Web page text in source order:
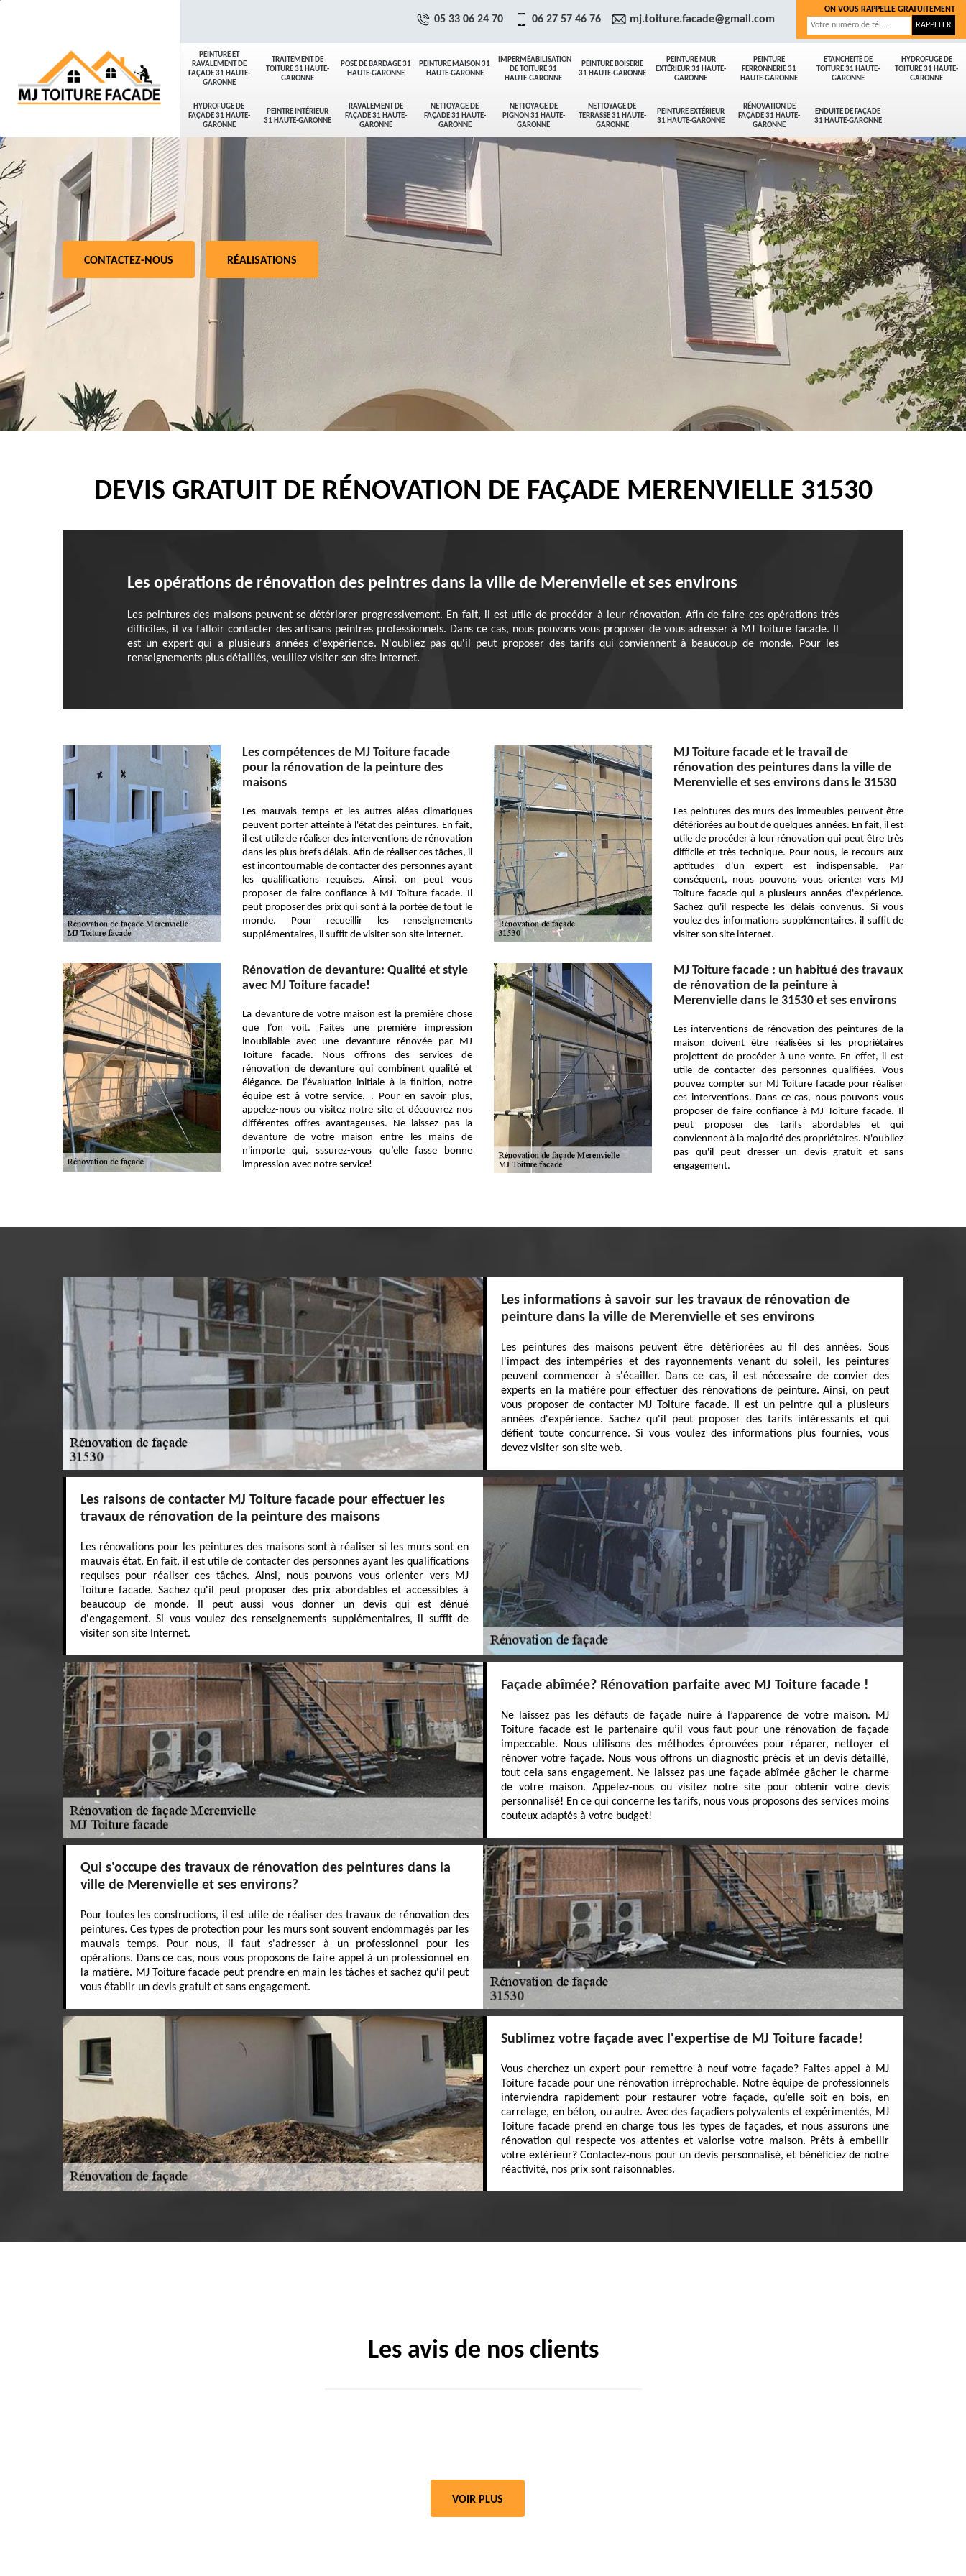
PEINTURE ET
RAVALEMENT DE
FAÇADE 31 HAUTE-
GARONNE
TRAITEMENT DE
TOITURE 31 HAUTE-
GARONNE
POSE DE BARDAGE 31
HAUTE-GARONNE
PEINTURE MAISON 31
HAUTE-GARONNE
IMPERMÉABILISATION
DE TOITURE 31
HAUTE-GARONNE
PEINTURE BOISERIE
31 HAUTE-GARONNE
PEINTURE MUR
EXTÉRIEUR 31 HAUTE-
GARONNE
PEINTURE
FERRONNERIE 31
HAUTE-GARONNE
ETANCHEITÉ DE
TOITURE 31 HAUTE-
GARONNE
HYDROFUGE DE
TOITURE 31 HAUTE-
GARONNE
HYDROFUGE DE
FAÇADE 31 HAUTE-
GARONNE
PEINTRE INTÉRIEUR
31 HAUTE-GARONNE
RAVALEMENT DE
FAÇADE 31 HAUTE-
GARONNE
NETTOYAGE DE
FAÇADE 31 HAUTE-
GARONNE
NETTOYAGE DE
PIGNON 31 HAUTE-
GARONNE
NETTOYAGE DE
TERRASSE 31 HAUTE-
GARONNE
PEINTURE EXTÉRIEUR
31 HAUTE-GARONNE
RÉNOVATION DE
FAÇADE 31 HAUTE-
GARONNE
ENDUITE DE FAÇADE
31 HAUTE-GARONNE
05 33 06 24 70 06 27 57 46 76 mj.toiture.facade@gmail.com
ON VOUS RAPPELLE GRATUITEMENT
CONTACTEZ-NOUS RÉALISATIONS
DEVIS GRATUIT DE RÉNOVATION DE FAÇADE MERENVIELLE 31530
Les opérations de rénovation des peintres dans la ville de Merenvielle et ses environs
Les peintures des maisons peuvent se détériorer progressivement. En fait, il est utile de procéder à leur rénovation. Afin de faire ces opérations très
difficiles, il va falloir contacter des artisans peintres professionnels. Dans ce cas, nous pouvons vous proposer de vous adresser à MJ Toiture facade. Il
est un expert qui a plusieurs années d'expérience. N'oubliez pas qu'il peut proposer des tarifs qui conviennent à beaucoup de monde. Pour les
renseignements plus détaillés, veuillez visiter son site Internet.
Les compétences de MJ Toiture facade
pour la rénovation de la peinture des
maisons
Les mauvais temps et les autres aléas climatiques
peuvent porter atteinte à l'état des peintures. En fait,
il est utile de réaliser des interventions de rénovation
dans les plus brefs délais. Afin de réaliser ces tâches, il
est incontournable de contacter des personnes ayant
les qualifications requises. Ainsi, on peut vous
proposer de faire confiance à MJ Toiture facade. Il
peut proposer des prix qui sont à la portée de tout le
monde. Pour recueillir les renseignements
supplémentaires, il suffit de visiter son site internet.
MJ Toiture facade et le travail de
rénovation des peintures dans la ville de
Merenvielle et ses environs dans le 31530
Les peintures des murs des immeubles peuvent être
détériorées au bout de quelques années. En fait, il est
utile de procéder à leur rénovation qui peut être très
difficile et très technique. Pour nous, le recours aux
aptitudes d'un expert est indispensable. Par
conséquent, nous pouvons vous orienter vers MJ
Toiture facade qui a plusieurs années d'expérience.
Sachez qu'il respecte les délais convenus. Si vous
voulez des informations supplémentaires, il suffit de
visiter son site internet.
Rénovation de devanture: Qualité et style
avec MJ Toiture facade!
La devanture de votre maison est la première chose
que l’on voit. Faites une première impression
inoubliable avec une devanture rénovée par MJ
Toiture facade. Nous offrons des services de
rénovation de devanture qui combinent qualité et
élégance. De l’évaluation initiale à la finition, notre
équipe est à votre service. . Pour en savoir plus,
appelez-nous ou visitez notre site et découvrez nos
différentes offres avantageuses. Ne laissez pas la
devanture de votre maison entre les mains de
n'importe qui, sssurez-vous qu’elle fasse bonne
impression avec notre service!
MJ Toiture facade : un habitué des travaux
de rénovation de la peinture à
Merenvielle dans le 31530 et ses environs
Les interventions de rénovation des peintures de la
maison doivent être réalisées si les propriétaires
projettent de procéder à une vente. En effet, il est
utile de contacter des personnes qualifiées. Vous
pouvez compter sur MJ Toiture facade pour réaliser
ces interventions. Dans ce cas, nous pouvons vous
proposer de faire confiance à MJ Toiture facade. Il
peut proposer des tarifs abordables et qui
conviennent à la majorité des propriétaires. N'oubliez
pas qu'il peut dresser un devis gratuit et sans
engagement.
Les informations à savoir sur les travaux de rénovation de
peinture dans la ville de Merenvielle et ses environs
Les peintures des maisons peuvent être détériorées au fil des années. Sous
l'impact des intempéries et des rayonnements venant du soleil, les peintures
peuvent commencer à s'écailler. Dans ce cas, il est nécessaire de convier des
experts en la matière pour effectuer des rénovations de peinture. Ainsi, on peut
vous proposer de contacter MJ Toiture facade. Il est un peintre qui a plusieurs
années d'expérience. Sachez qu'il peut proposer des tarifs intéressants et qui
défient toute concurrence. Si vous voulez des informations plus fournies, vous
devez visiter son site web.
Les raisons de contacter MJ Toiture facade pour effectuer les
travaux de rénovation de la peinture des maisons
Les rénovations pour les peintures des maisons sont à réaliser si les murs sont en
mauvais état. En fait, il est utile de contacter des personnes ayant les qualifications
requises pour réaliser ces tâches. Ainsi, nous pouvons vous orienter vers MJ
Toiture facade. Sachez qu'il peut proposer des prix abordables et accessibles à
beaucoup de monde. Il peut aussi vous donner un devis qui est dénué
d'engagement. Si vous voulez des renseignements supplémentaires, il suffit de
visiter son site Internet.
Façade abîmée? Rénovation parfaite avec MJ Toiture facade !
Ne laissez pas les défauts de façade nuire à l’apparence de votre maison. MJ
Toiture facade est le partenaire qu’il vous faut pour une rénovation de façade
impeccable. Nous utilisons des méthodes éprouvées pour réparer, nettoyer et
rénover votre façade. Nous vous offrons un diagnostic précis et un devis détaillé,
tout cela sans engagement. Ne laissez pas une façade abîmée gâcher le charme
de votre maison. Appelez-nous ou visitez notre site pour obtenir votre devis
personnalisé! En ce qui concerne les tarifs, nous vous proposons des services moins
couteux adaptés à votre budget!
Qui s'occupe des travaux de rénovation des peintures dans la
ville de Merenvielle et ses environs?
Pour toutes les constructions, il est utile de réaliser des travaux de rénovation des
peintures. Ces types de protection pour les murs sont souvent endommagés par les
mauvais temps. Pour nous, il faut s'adresser à un professionnel pour les
opérations. Dans ce cas, nous vous proposons de faire appel à un professionnel en
la matière. MJ Toiture facade peut prendre en main les tâches et sachez qu'il peut
vous établir un devis gratuit et sans engagement.
Sublimez votre façade avec l'expertise de MJ Toiture facade!
Vous cherchez un expert pour remettre à neuf votre façade? Faites appel à MJ
Toiture facade pour une rénovation irréprochable. Notre équipe de professionnels
interviendra rapidement pour restaurer votre façade, qu’elle soit en bois, en
carrelage, en béton, ou autre. Avec des façadiers polyvalents et expérimentés, MJ
Toiture facade prend en charge tous les types de façades, et nous assurons une
rénovation qui respecte vos attentes et valorise votre maison. Prêts à embellir
votre extérieur? Contactez-nous pour un devis personnalisé, et bénéficiez de notre
réactivité, nos prix sont raisonnables.
Les avis de nos clients
VOIR PLUS